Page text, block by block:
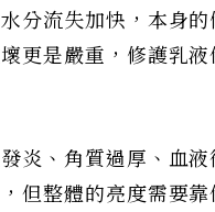
分流失加快，本身
更是嚴重，修護乳
炎、角質過厚、血
但整體的亮度需要